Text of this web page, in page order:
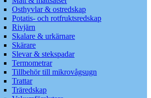
Osthyvlar & ostredskap
Potatis- och rotfruktsredskap
Rivjärn
Skalare & urkärnare
Skärare
Slevar & stekspadar
Termometrar
Tillbehör till mikrovågsugn
Trattar
Träredskap